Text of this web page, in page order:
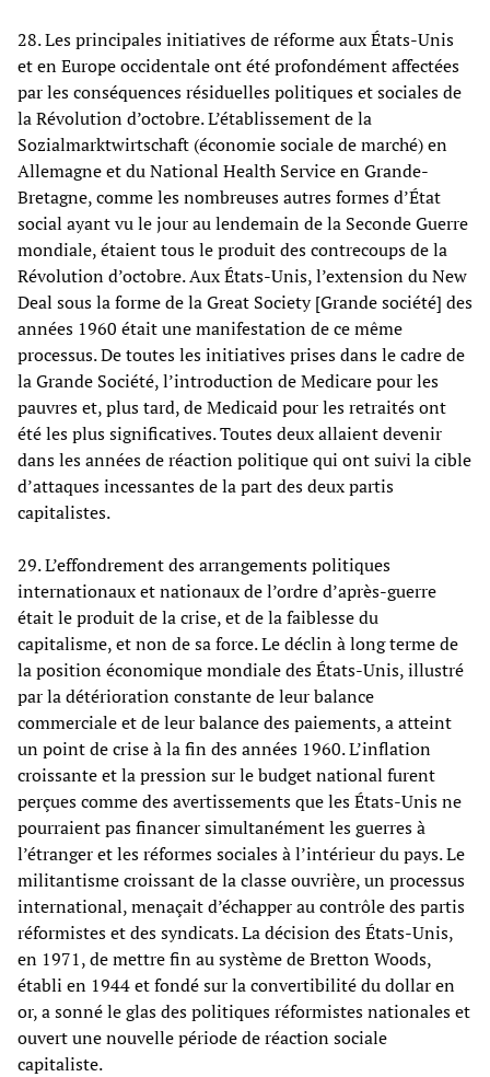
28. Les principales initiatives de réforme aux États-Unis
et en Europe occidentale ont été profondément affectées
par les conséquences résiduelles politiques et sociales de
la Révolution d’octobre. L’établissement de la
Sozialmarktwirtschaft (économie sociale de marché) en
Allemagne et du National Health Service en Grande-
Bretagne, comme les nombreuses autres formes d’État
social ayant vu le jour au lendemain de la Seconde Guerre
mondiale, étaient tous le produit des contrecoups de la
Révolution d’octobre. Aux États-Unis, l’extension du New
Deal sous la forme de la Great Society [Grande société] des
années 1960 était une manifestation de ce même
processus. De toutes les initiatives prises dans le cadre de
la Grande Société, l’introduction de Medicare pour les
pauvres et, plus tard, de Medicaid pour les retraités ont
été les plus significatives. Toutes deux allaient devenir
dans les années de réaction politique qui ont suivi la cible
d’attaques incessantes de la part des deux partis
capitalistes.
29. L’effondrement des arrangements politiques
internationaux et nationaux de l’ordre d’après-guerre
était le produit de la crise, et de la faiblesse du
capitalisme, et non de sa force. Le déclin à long terme de
la position économique mondiale des États-Unis, illustré
par la détérioration constante de leur balance
commerciale et de leur balance des paiements, a atteint
un point de crise à la fin des années 1960. L’inflation
croissante et la pression sur le budget national furent
perçues comme des avertissements que les États-Unis ne
pourraient pas financer simultanément les guerres à
l’étranger et les réformes sociales à l’intérieur du pays. Le
militantisme croissant de la classe ouvrière, un processus
international, menaçait d’échapper au contrôle des partis
réformistes et des syndicats. La décision des États-Unis,
en 1971, de mettre fin au système de Bretton Woods,
établi en 1944 et fondé sur la convertibilité du dollar en
or, a sonné le glas des politiques réformistes nationales et
ouvert une nouvelle période de réaction sociale
capitaliste.